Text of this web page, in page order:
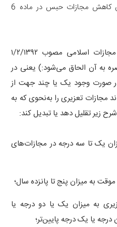
در مورد تقلیل مجازات در قانون کاهش مجازات حبس در ماده 6
(ماده۶- ماده (۳۷) قانون مجازات اسلامی مصوب ۱/۲/۱۳۹۲
به آن الحاق می‌شود:) یعنی در
که در صورت وجود یک یا چند جهت از
مجازات تعزیری را به‌نحوی که به
زیر تقلیل دهد یا تبدیل کند:
یک تا سه درجه در مجازات‌های
به میزان پنج تا پانزده سال؛
به میزان یک یا دو درجه یا
یا یک درجه پایین‌تر؛